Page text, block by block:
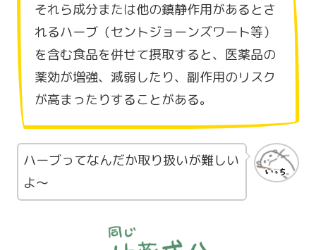
それら成分または他の鎮静作用があるとさ
れるハーブ（セントジョーンズワート等）
を含む食品を併せて摂取すると、医薬品の
薬効が増強、減弱したり、副作用のリスク
が高まったりすることがある。
ハーブってなんだか取り扱いが難しい
よ～